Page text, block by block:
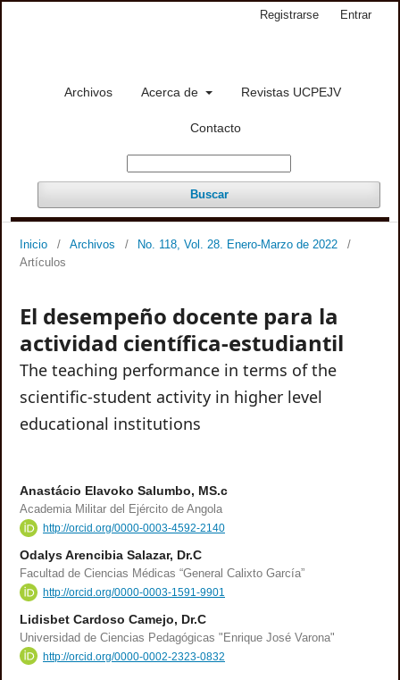
Archivos Acerca de Revistas UCPEJV
Contacto
Buscar
Registrarse Entrar
Inicio / Archivos / No. 118, Vol. 28. Enero-Marzo de 2022
/
Artículos
El desempeño docente para la
actividad científica-estudiantil
The teaching performance in terms of the
scientific-student activity in higher level
educational institutions
Anastácio Elavoko Salumbo, MS.c
Academia Militar del Ejército de Angola
http://orcid.org/0000-0003-4592-2140
Odalys Arencibia Salazar, Dr.C
Facultad de Ciencias Médicas “General Calixto García”
http://orcid.org/0000-0003-1591-9901
Lidisbet Cardoso Camejo, Dr.C
Universidad de Ciencias Pedagógicas "Enrique José Varona"
http://orcid.org/0000-0002-2323-0832